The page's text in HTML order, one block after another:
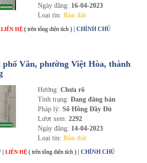
Ngày đăng: 16-04-2023
Loại tin: Bán đất
LIÊN HỆ ( trên tổng diện tích ) | CHÍNH CHỦ
phố Văn, phường Việt Hòa, thành
Hướng: Chưa rõ
Tình trạng: Đang đăng bán
Pháp lý: Sổ Hồng Đầy Đủ
Lượt xem: 2292
Ngày đăng: 14-04-2023
Loại tin: Bán đất
LIÊN HỆ ( trên tổng diện tích ) | CHÍNH CHỦ